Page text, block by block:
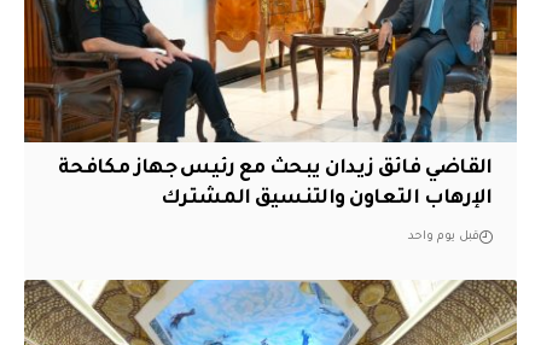
القاضي فائق زيدان يبحث مع رئيس جهاز مكافحة
الإرهاب التعاون والتنسيق المشترك
قبل يوم واحد